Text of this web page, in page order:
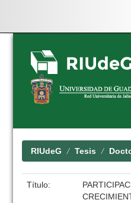
Skip
navigation
RIUdeG Tesis
Título: